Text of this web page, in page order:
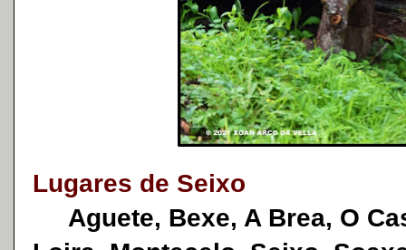
Lugares de Seixo
Aguete, Bexe, A Brea, O